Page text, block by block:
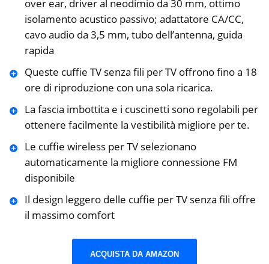
over ear, driver al neodimio da 30 mm, ottimo
isolamento acustico passivo; adattatore CA/CC,
cavo audio da 3,5 mm, tubo dell’antenna, guida
rapida
Queste cuffie TV senza fili per TV offrono fino a 18
ore di riproduzione con una sola ricarica.
La fascia imbottita e i cuscinetti sono regolabili per
ottenere facilmente la vestibilità migliore per te.
Le cuffie wireless per TV selezionano
automaticamente la migliore connessione FM
disponibile
Il design leggero delle cuffie per TV senza fili offre
il massimo comfort
ACQUISTA DA AMAZON